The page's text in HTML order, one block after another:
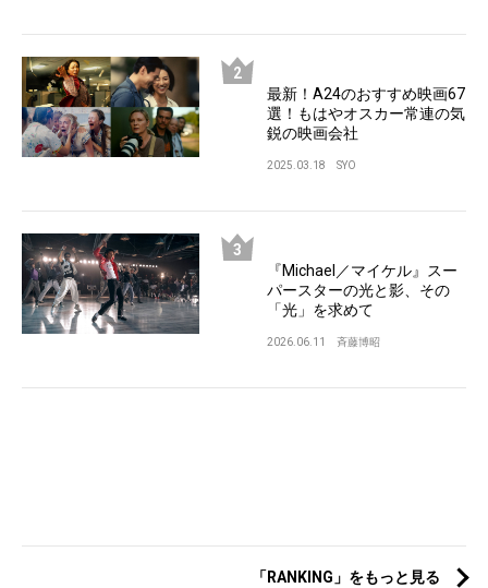
最新！A24のおすすめ映画67
選！もはやオスカー常連の気
鋭の映画会社
2025.03.18 SYO
『Michael／マイケル』スー
パースターの光と影、その
「光」を求めて
2026.06.11 斉藤博昭
「RANKING」をもっと見る